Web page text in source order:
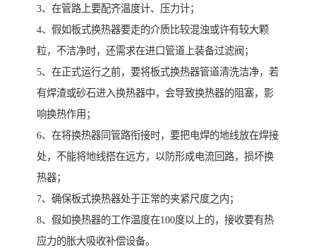
3、在管路上要配齐温度计、压力计；
4、假如板式换热器要走的介质比较混浊或许有较大颗
粒，不洁净时，还需求在进口管道上装备过滤阀；
5、在正式运行之前，要将板式换热器管道清洗洁净，若
有焊渣或砂石进入换热器中，会导致换热器的阻塞，影
响换热作用；
6、在将换热器同管路衔接时，要把电焊的地线放在焊接
处，不能将地线搭在远方，以防形成电流回路，损坏换
热器；
7、确保板式换热器处于正常的夹紧尺度之内；
8、假如换热器的工作温度在100度以上的，接收要有热
应力的胀大吸收补偿设备。